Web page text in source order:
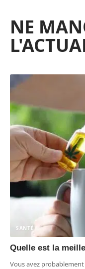
NE
SANTÉ
Quelle est la
Vous avez